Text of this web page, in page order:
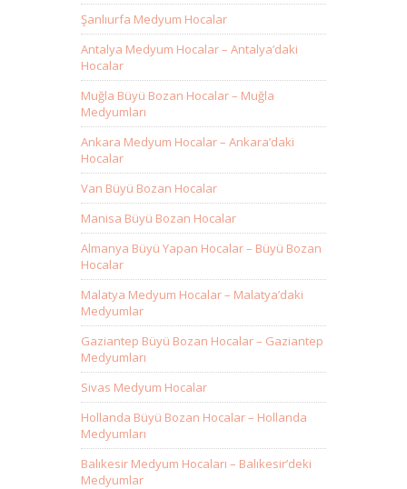
Şanlıurfa Medyum Hocalar
Antalya Medyum Hocalar – Antalya’daki
Hocalar
Muğla Büyü Bozan Hocalar – Muğla
Medyumları
Ankara Medyum Hocalar – Ankara’daki
Hocalar
Van Büyü Bozan Hocalar
Manisa Büyü Bozan Hocalar
Almanya Büyü Yapan Hocalar – Büyü Bozan
Hocalar
Malatya Medyum Hocalar – Malatya’daki
Medyumlar
Gaziantep Büyü Bozan Hocalar – Gaziantep
Medyumları
Sivas Medyum Hocalar
Hollanda Büyü Bozan Hocalar – Hollanda
Medyumları
Balıkesir Medyum Hocaları – Balıkesir’deki
Medyumlar